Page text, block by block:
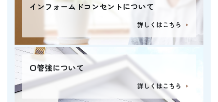
インフォームドコンセントについて
詳しくはこちら
口管強について
詳しくはこちら